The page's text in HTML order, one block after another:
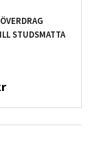
STUDSMATTA